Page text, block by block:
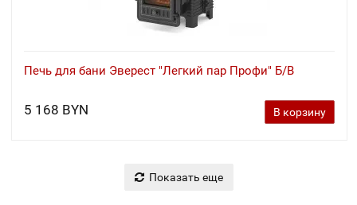
Печь для бани Эверест "Легкий пар Профи" Б/В
5 168 BYN В корзину
Показать еще